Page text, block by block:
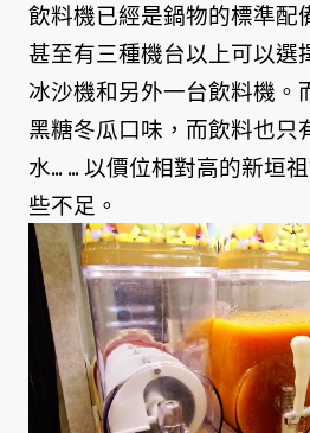
飲料機已經是鍋物的標準配
甚至有三種機台以上可以選
冰沙機和另外一台飲料機。
黑糖冬瓜口味，而飲料也只
水... ... 以價位相對高的新垣
些不足。